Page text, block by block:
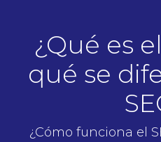
¿Qué es
qué se
¿Cómo funciona el